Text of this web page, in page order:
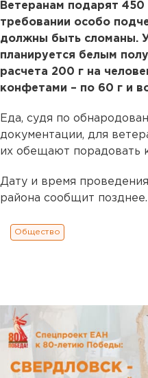
Ветеранам подарят 450
требовании особо
должны быть сломаны.
планируется белым
расчета 200 г на
конфетами – по 60 г и
Еда, судя по
документации, для
их обещают порадовать
Дату и время
района сообщит позднее.
Общество